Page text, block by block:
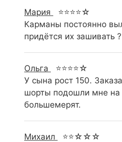
Мария
⭐⭐⭐⭐☆
Карманы постоянно
придётся их зашивать ?
Ольга
⭐⭐⭐⭐☆
У сына рост 150.
шорты подошли мне на
большемерят.
Михаил
⭐⭐☆☆☆